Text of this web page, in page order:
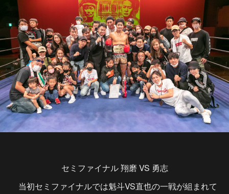
セミファイナル 翔磨 VS 勇志
当初セミファイナルでは魁斗VS直也の一戦が組まれて